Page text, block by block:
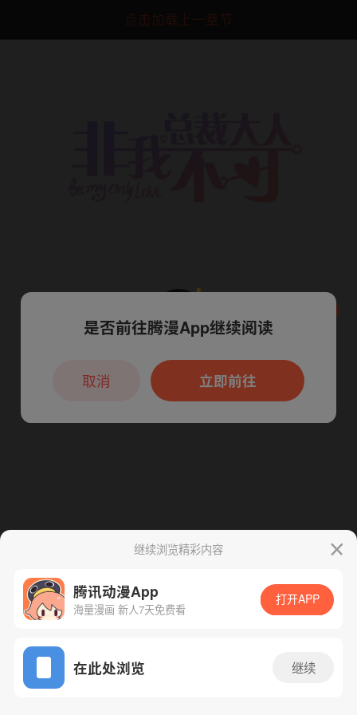
点击加载上一章节
App免费看
腾漫App免费看
继续浏览精彩内容
腾讯动漫App
海量漫画 新人7天免费看
打开APP
在此处浏览 继续
本章节仅支持App阅读，可打开App新用
户7天免费看
是否前往腾漫App继续阅读
立即前往
取消